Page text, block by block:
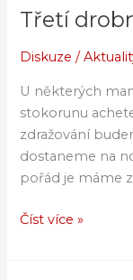
Třetí
Diskuze /
U některých
stokorunu
zdražování
dostaneme na
pořád je máme
Třetí
zdražení
Číst více »